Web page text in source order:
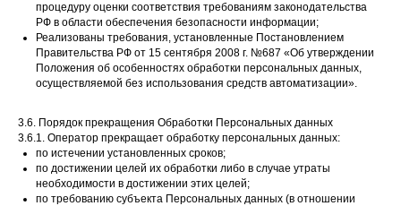
процедуру оценки соответствия требованиям законодательства
РФ в области обеспечения безопасности информации;
Реализованы требования, установленные Постановлением
Правительства РФ от 15 сентября 2008 г. №687 «Об утверждении
Положения об особенностях обработки персональных данных,
осуществляемой без использования средств автоматизации».
3.6. Порядок прекращения Обработки Персональных данных
3.6.1. Оператор прекращает обработку персональных данных:
по истечении установленных сроков;
по достижении целей их обработки либо в случае утраты
необходимости в достижении этих целей;
по требованию субъекта Персональных данных (в отношении